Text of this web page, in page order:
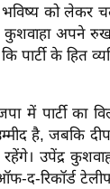
को
कुशवाहा अपने
पार्टी के हित
में पार्टी का
है, जबकि
रहेंगे। उपेंद्र
द-रिकॉर्ड